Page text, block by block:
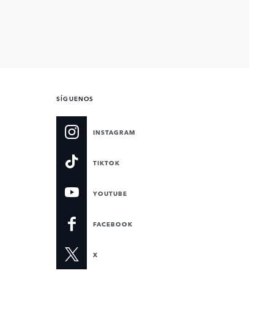
SÍGUENOS
INSTAGRAM
TIKTOK
YOUTUBE
FACEBOOK
X